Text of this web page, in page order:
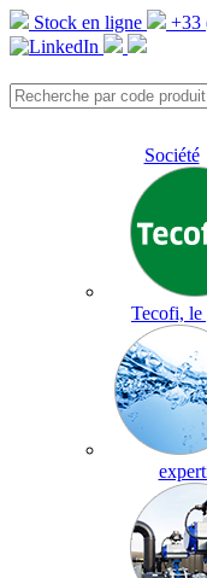
Stock en ligne +33
Société
Tecofi, le